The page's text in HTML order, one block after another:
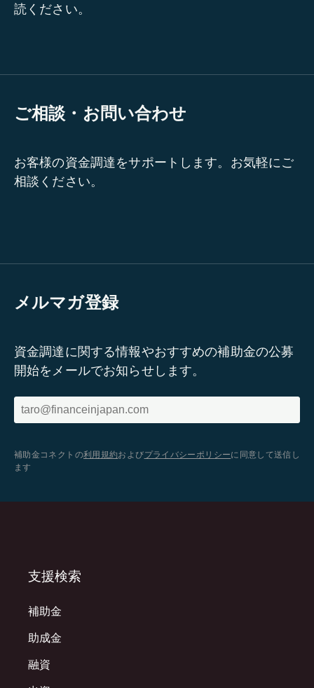
読ください。
ご相談・お問い合わせ
お客様の資金調達をサポートします。お気軽にご
相談ください。
メルマガ登録
資金調達に関する情報やおすすめの補助金の公募
開始をメールでお知らせします。
補助金コネクトの利用規約およびプライバシーポリシーに同意して送信し
ます
支援検索
補助金
助成金
融資